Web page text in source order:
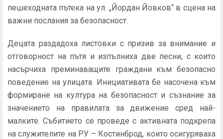
пешеходната пътека на ул. „Йордан Йовков“ в сцена на
важни послания за безопасност.
Децата раздадоха листовки с призив за внимание и
отговорност на пътя и изпълниха две песни, с които
насърчиха преминаващите граждани към безопасно
поведение на улицата. Инициативата бе насочена към
формиране на култура на безопасност и съзнание за
значението на правилата за движение сред най-
малките. Събитието се проведе с активната подкрепа
на служителите на РУ – Костинброд, които осигуряваха